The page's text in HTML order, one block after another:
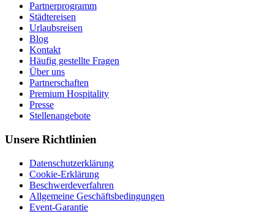
Partnerprogramm
Städtereisen
Urlaubsreisen
Blog
Kontakt
Häufig gestellte Fragen
Über uns
Partnerschaften
Premium Hospitality
Presse
Stellenangebote
Unsere Richtlinien
Datenschutzerklärung
Cookie-Erklärung
Beschwerdeverfahren
Allgemeine Geschäftsbedingungen
Event-Garantie